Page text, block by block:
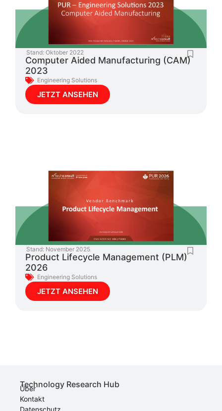
Stand: Oktober 2022
Computer Aided Manufacturing (CAM)
2023
Engineering Solutions
JETZT ANSEHEN
Stand: November 2025
Product Lifecycle Management (PLM)
2026
Engineering Solutions
JETZT ANSEHEN
Technology Research Hub
Über
Kontakt